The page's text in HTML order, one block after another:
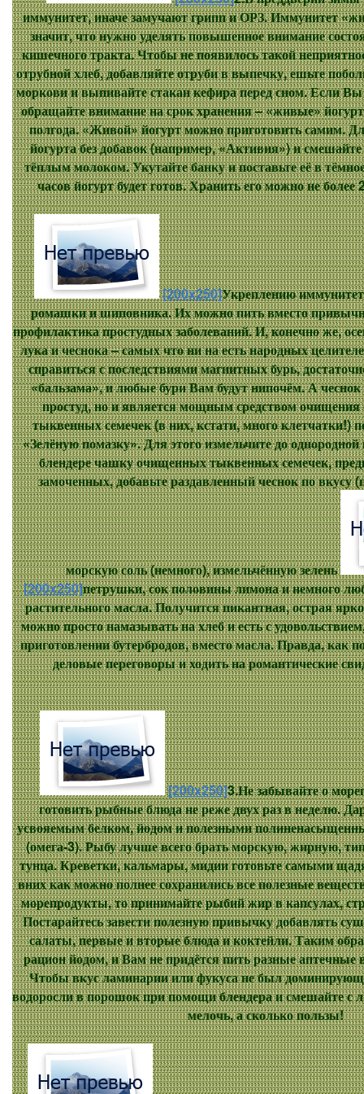
иммунитет, иначе замучают грипп и ОРЗ. Иммунитет
значит, что нужно уделять повышенное внимание
кишечного тракта. Чтобы не появилось такой
отрубной хлеб, добавляйте отруби в выпечку, ешьте
моркови и выпивайте стакан кефира перед сном. Если Вы
обращайте внимание на срок хранения – «живые»
полгода. «Живой» йогурт можно приготовить самим.
йогурта без добавок (например, «Активия») и
тёплым молоком. Укутайте банку и поставьте её в
часов йогурт будет готов. Хранить его можно не более
[200x250]Укреплению
ромашки и шиповника. Их можно пить вместо
профилактика простудных заболеваний. И, конечно же,
лука и чеснока – самых что ни на есть народных
справиться с последствиями магнитных бурь,
«бальзама», и любые бури Вам будут нипочём. А
простуд, но и является мощным средством очищения
тыквенных семечек (в них, кстати, много клетчатки!)
«Зелёную помазку». Для этого измельчите до
блендере чашку очищенных тыквенных семечек,
замоченных, добавьте раздавленный чеснок по вкусу
морскую соль (немного), измельчённую зелень
[200x250]петрушки, сок половины лимона и немного
растительного масла. Получится пикантная, острая
можно просто намазывать на хлеб и есть с
приготовлении бутербродов, вместо масла. Правда, как
деловые переговоры и ходить на романтические
[200x250]3.Не забывайте о
готовить рыбные блюда не реже двух раз в неделю.
усвояемым белком, йодом и полезными
(омега-3). Рыбу лучше всего брать морскую, жирную,
тунца. Креветки, кальмары, мидии готовьте самыми
вних как можно полнее сохранились все полезные
морепродукты, то принимайте рыбий жир в капсулах,
Постарайтесь завести полезную привычку добавлять
салаты, первые и вторые блюда и коктейли. Таким
рацион йодом, и Вам не придётся пить разные
Чтобы вкус ламинарии или фукуса не был
водоросли в порошок при помощи блендера и смешайте с
мелочь, а сколько пользы!